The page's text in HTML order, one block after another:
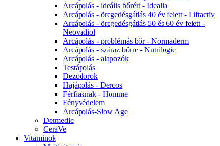
Arcápolás - ideális bőrért - Idealia
Arcápolás - öregedésgátlás 40 év felett - Liftactiv
Arcápolás - öregedésgátlás 50 és 60 év felett -
Neovadiol
Arcápolás - problémás bőr - Normaderm
Arcápolás - száraz bőrre - Nutrilogie
Arcápolás - alapozók
Testápolás
Dezodorok
Hajápolás - Dercos
Férfiaknak - Homme
Fényvédelem
Arcápolás-Slow Age
Dermedic
CeraVe
Vitaminok